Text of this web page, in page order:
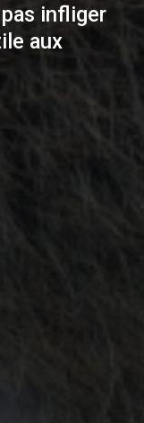
infliger
aux